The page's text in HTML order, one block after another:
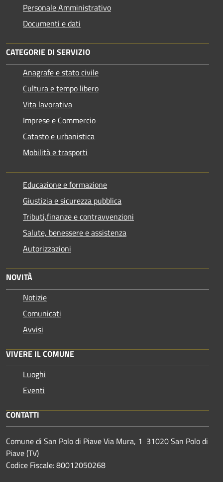
Personale Amministrativo
Documenti e dati
CATEGORIE DI SERVIZIO
Anagrafe e stato civile
Cultura e tempo libero
Vita lavorativa
Imprese e Commercio
Catasto e urbanistica
Mobilità e trasporti
Educazione e formazione
Giustizia e sicurezza pubblica
Tributi,finanze e contravvenzioni
Salute, benessere e assistenza
Autorizzazioni
NOVITÀ
Notizie
Comunicati
Avvisi
VIVERE IL COMUNE
Luoghi
Eventi
CONTATTI
Comune di San Polo di Piave Via Mura, 1 31020 San Polo di
Piave (TV)
Codice Fiscale: 80012050268